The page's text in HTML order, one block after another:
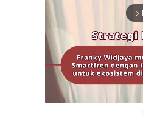
arrow_forward_ios